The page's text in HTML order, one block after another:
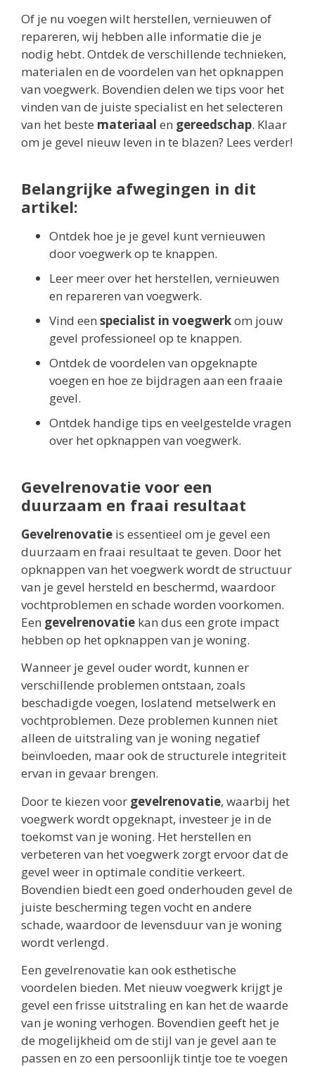
Of je nu voegen wilt herstellen, vernieuwen of
repareren, wij hebben alle informatie die je
nodig hebt. Ontdek de verschillende technieken,
materialen en de voordelen van het opknappen
van voegwerk. Bovendien delen we tips voor het
vinden van de juiste specialist en het selecteren
van het beste materiaal en gereedschap. Klaar
om je gevel nieuw leven in te blazen? Lees verder!
Belangrijke afwegingen in dit
artikel:
Ontdek hoe je je gevel kunt vernieuwen
door voegwerk op te knappen.
Leer meer over het herstellen, vernieuwen
en repareren van voegwerk.
Vind een specialist in voegwerkom jouw
gevel professioneel op te knappen.
Ontdek de voordelen van opgeknapte
voegen en hoe ze bijdragen aan een fraaie
gevel.
Ontdek handige tips en veelgestelde vragen
over het opknappen van voegwerk.
Gevelrenovatie voor een
duurzaam en fraai resultaat
Gevelrenovatie is essentieel om je gevel een
duurzaam en fraai resultaat te geven. Door het
opknappen van het voegwerk wordt de structuur
van je gevel hersteld en beschermd, waardoor
vochtproblemen en schade worden voorkomen.
Een gevelrenovatie kan dus een grote impact
hebben op het opknappen van je woning.
Wanneer je gevel ouder wordt, kunnen er
verschillende problemen ontstaan, zoals
beschadigde voegen, loslatend metselwerk en
vochtproblemen. Deze problemen kunnen niet
alleen de uitstraling van je woning negatief
beïnvloeden, maar ook de structurele integriteit
ervan in gevaar brengen.
Door te kiezen voor gevelrenovatie, waarbij het
voegwerk wordt opgeknapt, investeer je in de
toekomst van je woning. Het herstellen en
verbeteren van het voegwerk zorgt ervoor dat de
gevel weer in optimale conditie verkeert.
Bovendien biedt een goed onderhouden gevel de
juiste bescherming tegen vocht en andere
schade, waardoor de levensduur van je woning
wordt verlengd.
Een gevelrenovatie kan ook esthetische
voordelen bieden. Met nieuw voegwerk krijgt je
gevel een frisse uitstraling en kan het de waarde
van je woning verhogen. Bovendien geeft het je
de mogelijkheid om de stijl van je gevel aan te
passen en zo een persoonlijk tintje toe te voegen